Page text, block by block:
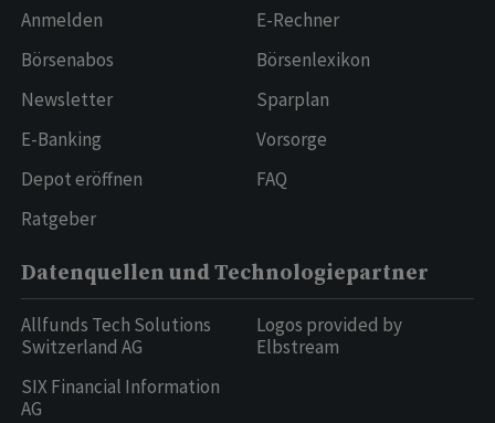
Anmelden
Börsenabos
Newsletter
E-Banking
Depot eröffnen
Ratgeber
E-Rechner
Börsenlexikon
Sparplan
Vorsorge
FAQ
Datenquellen und Technologiepartner
Allfunds Tech Solutions
Switzerland AG
SIX Financial Information
AG
Logos provided by
Elbstream